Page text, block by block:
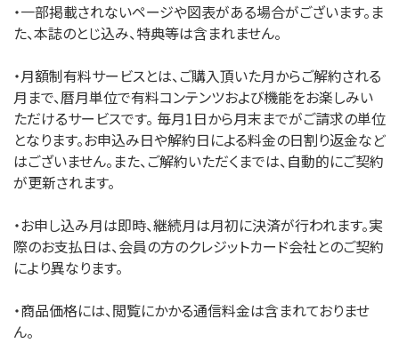
・一部掲載されないページや図表がある場合がございます。ま
た、本誌のとじ込み、特典等は含まれません。
・月額制有料サービスとは、ご購入頂いた月からご解約される
月まで、暦月単位で有料コンテンツおよび機能をお楽しみい
ただけるサービスです。 毎月1日から月末までがご請求の単位
となります。お申込み日や解約日による料金の日割り返金など
はございません。また、ご解約いただくまでは、自動的にご契約
が更新されます。
・お申し込み月は即時、継続月は月初に決済が行われます。実
際のお支払日は、会員の方のクレジットカード会社とのご契約
により異なります。
・商品価格には、閲覧にかかる通信料金は含まれておりませ
ん。